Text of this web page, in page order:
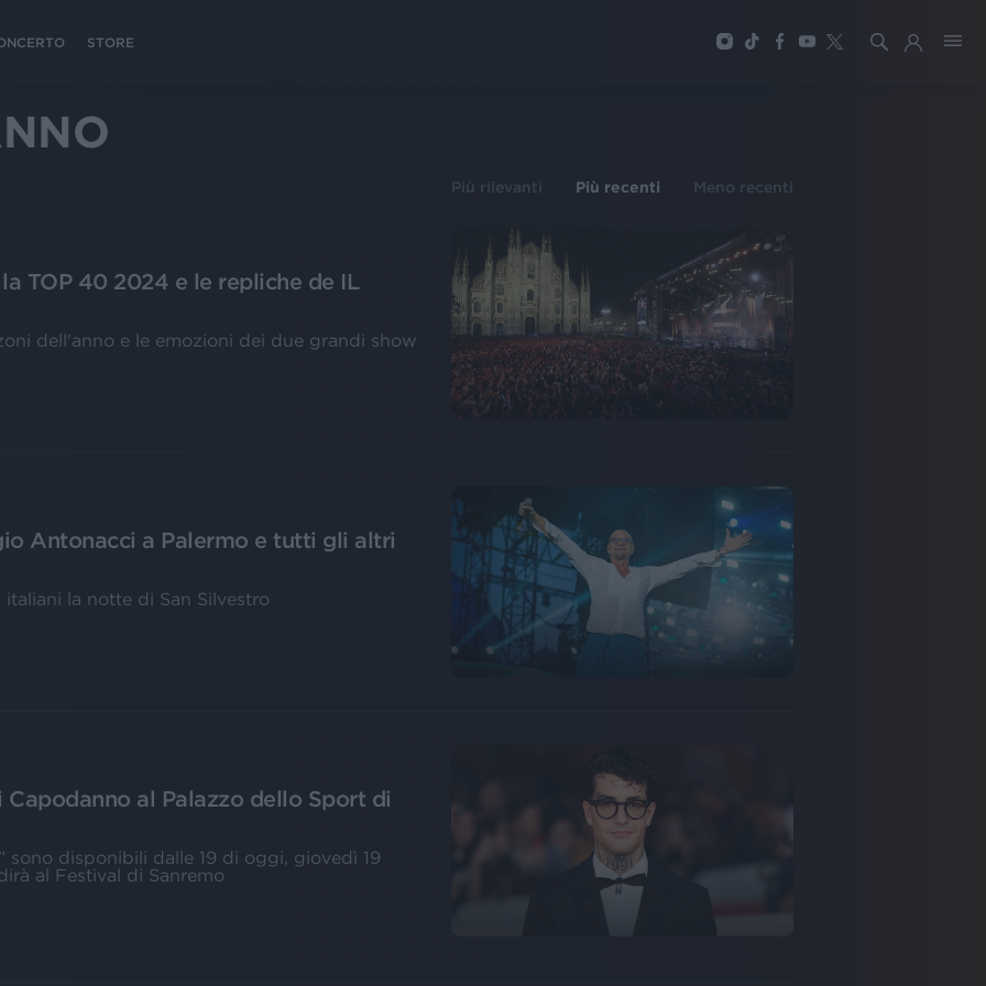
STORE
Più rilevanti Più recenti Meno recenti
TOP 40 2024 e le repliche de IL
dell'anno e le emozioni dei due grandi show
Antonacci a Palermo e tutti gli altri
la notte di San Silvestro
al Palazzo dello Sport di
sono disponibili dalle 19 di oggi, giovedì 19
al Festival di Sanremo